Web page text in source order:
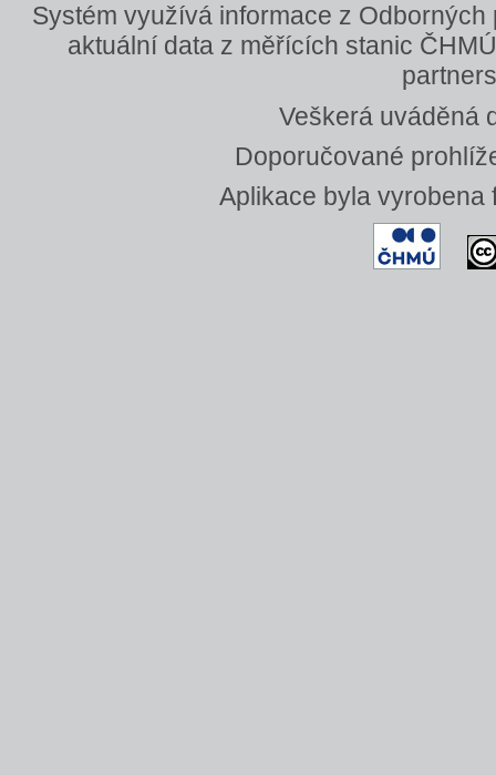
Systém využívá informace z
aktuální data z měřících stanic
Veškerá uváděná
Doporučované
Aplikace byla vyrobena